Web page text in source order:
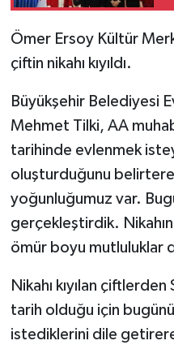
Ömer Ersoy Kültür
çiftin nikahı kıyıldı.
Büyükşehir Belediyesi
Mehmet Tilki, AA
tarihinde evlenmek
oluşturduğunu
yoğunluğumuz var.
gerçekleştirdik.
ömür boyu mutluluklar
Nikahı kıyılan
tarih olduğu için
istediklerini dile
Türkiye
Video Haber
Yaşam
Yeme-İçme
Yemek